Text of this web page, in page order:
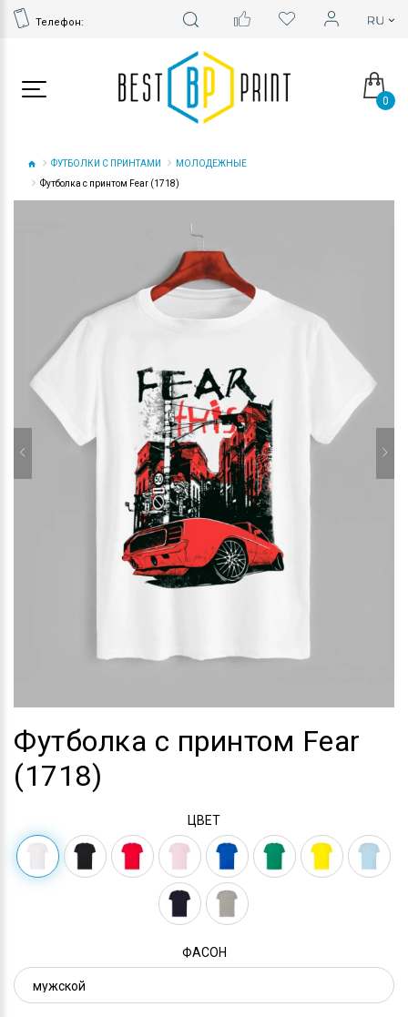
Телефон:
0
ФУТБОЛКИ С ПРИНТАМИ
МОЛОДЕЖНЫЕ
Футболка с принтом Fear (1718)
Футболка с принтом Fear
(1718)
ЦВЕТ
ФАСОН